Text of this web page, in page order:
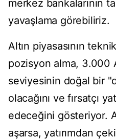
merkez bankalarının
yavaşlama görebiliriz.
Altın piyasasının
pozisyon alma, 3.000
seviyesinin doğal bir
olacağını ve fırsatçı
edeceğini gösteriyor.
aşarsa, yatırımdan